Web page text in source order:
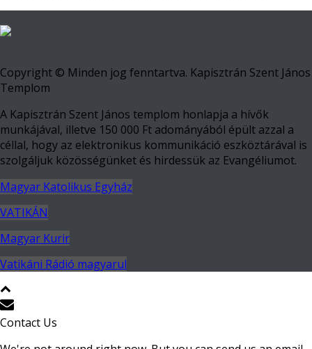
Copyright © Minden jog fenntartva. Kapisztrán Szent János
Templom
A Kapisztrán Szent János templom honlapja a hívők
munkájával, illetve 150 000 Ft adományából épült azzal a
céllal, hogy az elektronikus kommunikáció eszköztárával is
szolgáljuk közösségünket és hirdessük az Evangéliumot.
Magyar Katolikus Egyház
VATIKÁN
Magyar Kurir
Vatikáni Rádió magyarul
Contact Us